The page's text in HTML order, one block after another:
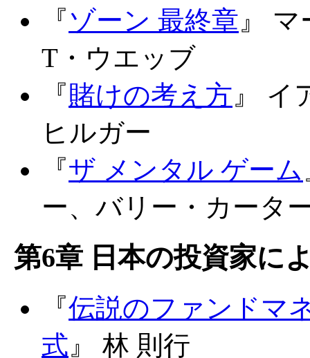
『ゾーン 最終章 』
T・ウエッブ
『賭けの考え方 』 イ
ヒルガー
『ザ メンタル ゲーム
ー、バリー・カータ
第6章 日本の投資家に
『伝説のファンドマ
式 』 林 則行